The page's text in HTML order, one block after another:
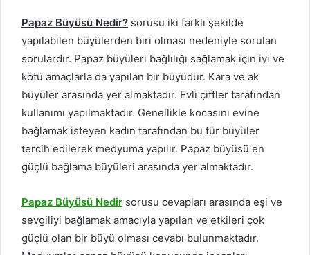
Papaz Büyüsü Nedir? sorusu iki farklı şekilde
yapılabilen büyülerden biri olması nedeniyle sorulan
sorulardır. Papaz büyüleri bağlılığı sağlamak için iyi ve
kötü amaçlarla da yapılan bir büyüdür. Kara ve ak
büyüler arasında yer almaktadır. Evli çiftler tarafından
kullanımı yapılmaktadır. Genellikle kocasını evine
bağlamak isteyen kadın tarafından bu tür büyüler
tercih edilerek medyuma yapılır. Papaz büyüsü en
güçlü bağlama büyüleri arasında yer almaktadır.
Papaz Büyüsü Nedir sorusu cevapları arasında eşi ve
sevgiliyi bağlamak amacıyla yapılan ve etkileri çok
güçlü olan bir büyü olması cevabı bulunmaktadır.